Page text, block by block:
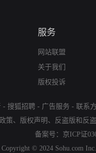
服务
网站联盟
关于我们
版权投诉
- 搜狐招聘 - 广告服务 - 联系
策、 版权声明 、 反盗版和反
备案号： 京ICP证
Copyright © 2024 Sohu.com